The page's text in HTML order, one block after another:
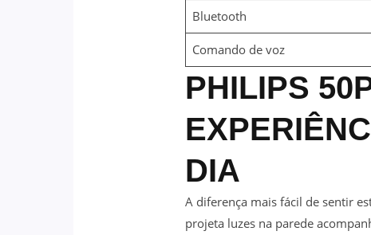
Bluetooth
Comando de voz
PHILIPS
DIA
A diferença mais fácil de sentir
projeta luzes na parede